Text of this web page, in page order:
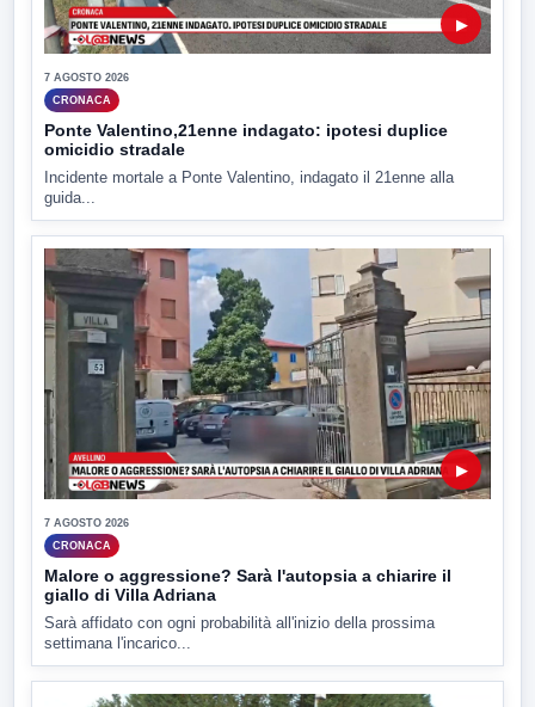
▶
7 AGOSTO 2026
CRONACA
Ponte Valentino,21enne indagato: ipotesi duplice
omicidio stradale
Incidente mortale a Ponte Valentino, indagato il 21enne alla
guida...
▶
7 AGOSTO 2026
CRONACA
Malore o aggressione? Sarà l'autopsia a chiarire il
giallo di Villa Adriana
Sarà affidato con ogni probabilità all'inizio della prossima
settimana l'incarico...